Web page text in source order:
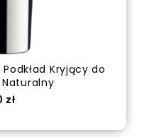
Podkład Kryjący do
zł